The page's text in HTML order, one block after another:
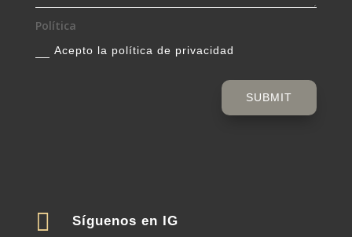
Política
Acepto la política de privacidad
SUBMIT
 Síguenos en IG